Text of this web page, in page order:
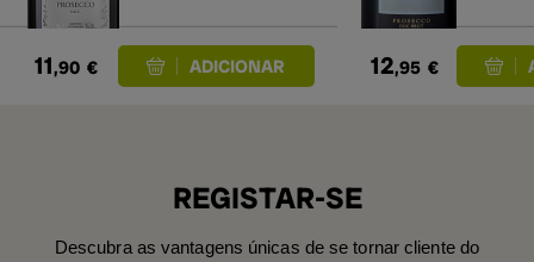
11,90 € 12,95 €
REGISTAR-SE
Descubra as vantagens únicas de se tornar cliente do